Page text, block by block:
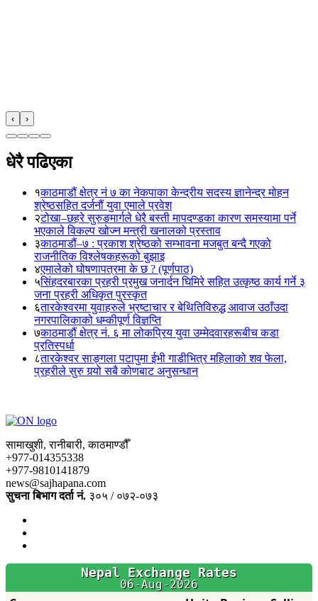
‹ ›
धेरै पढिएका
१काठमाडौं क्षेत्र नं ७ का नेकपाका केन्द्रीय सदस्य ज्ञानेन्द्र मोहन
श्रेष्ठसहित दर्जनौं युवा एमाले प्रवेश
२टोखा–छहरे सुरुङमार्गले धेरै बस्ती मापदण्डका कारण समस्यामा पर्ने
भएकाले विकल्प खोज्न मन्त्री खनालको प्रस्ताव
३काठमाडौं–७ : प्रकाश श्रेष्ठको सम्भावना मजबुत बन्दै गएको
राजनीतिक विश्लेषकहरूको बुझाइ
४एमालेको घोषणापत्रमा के छ ? (पूर्णपाठ)
५सिंहदरबारका प्रहरी प्रमुख जनार्दन घिमिरे सहित उत्कृष्ठ कार्य गर्ने ३
जना प्रहरी अधिकृत पुरस्कृत
६तारकेश्वरमा युवाहरुले भ्रष्टाचार र बेथितिविरुद्ध आवाज उठाँउदा
नगरपालिकाको धम्कीपूर्ण विज्ञप्ति
७काठमाडौं क्षेत्र नं. ६ मा लोकप्रिय युवा उम्मेदवारहरूबीच कडा
प्रतिस्पर्धा
८तारकेश्वर साङ्गला पटापुमा ईभी गाडीभित्र महिलाको शव फेला,
प्रहरीले सुरु गर्‍यो सबै कोणबाट अनुसन्धान
सामाखुशी, रानीबारी, काठमाण्डौँ
+977-014355338
+977-9810141879
news@sajhapana.com
सुचना बिभाग दर्ता नं. ३०५ / ०७२-०७३